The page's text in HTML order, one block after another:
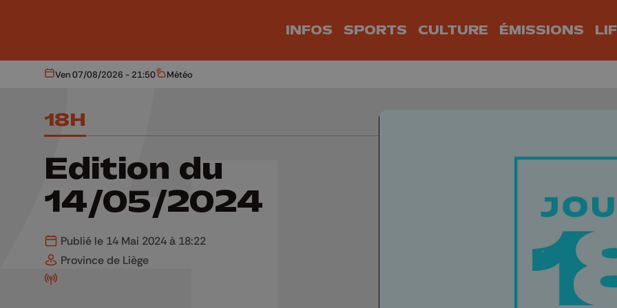
INFOS SPORTS CULTURE ÉMISSIONS
Aujourd'hui
Ven 07/08/2026 - 21:50 Météo
Météo
18H
Edition du
14/05/2024
Publié le 14 Mai 2024 à 18:22
Province de Liège